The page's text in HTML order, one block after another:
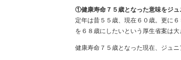
①健康寿命７５歳となった意味をジュ
定年は昔５５歳、現在６０歳。更に
を６８歳にしたいという厚生省案は
健康寿命７５歳となった現在、ジュ